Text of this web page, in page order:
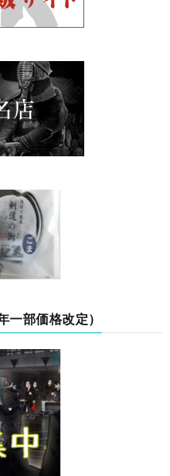
一部価格改定）